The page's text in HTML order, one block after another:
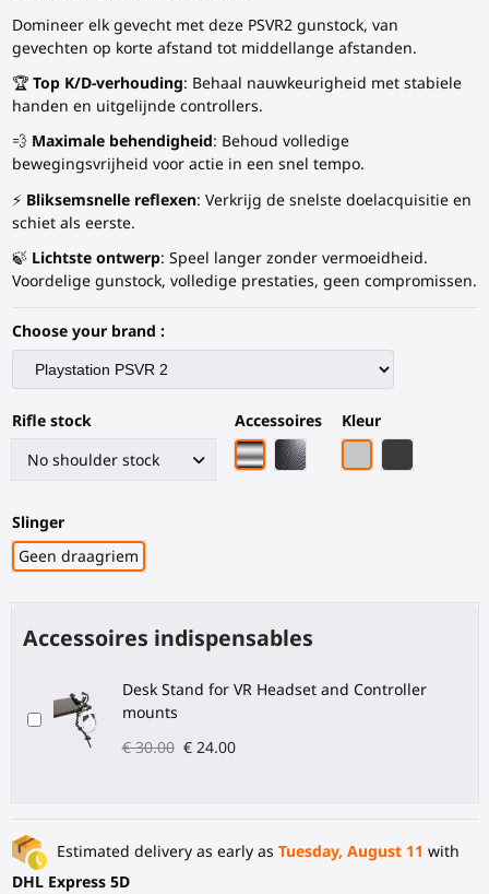
Domineer elk gevecht met deze PSVR2 gunstock, van
gevechten op korte afstand tot middellange afstanden.
🏆 Top K/D-verhouding: Behaal nauwkeurigheid met stabiele
handen en uitgelijnde controllers.
💨 Maximale behendigheid: Behoud volledige
bewegingsvrijheid voor actie in een snel tempo.
⚡ Bliksemsnelle reflexen: Verkrijg de snelste doelacquisitie en
schiet als eerste.
🍃 Lichtste ontwerp: Speel langer zonder vermoeidheid.
Voordelige gunstock, volledige prestaties, geen compromissen.
Choose your brand :
Rifle stock
Accessoires
Chroom armatuur
Zwarte koolstofvezel
Kleur
Slinger
Geen draagriem
Accessoires indispensables
Desk Stand for VR Headset and Controller
mounts
€ 30.00 € 24.00
Estimated delivery as early as Tuesday, August 11 with
DHL Express 5D